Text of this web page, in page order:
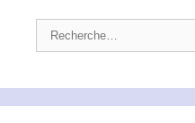
Rechercher :